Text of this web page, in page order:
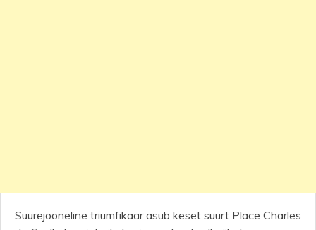
Suurejooneline triumfikaar asub keset suurt Place Charles